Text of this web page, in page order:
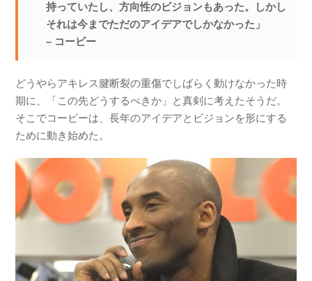
持っていたし、方向性のビジョンもあった。しかし
それは今までただのアイデアでしかなかった」
– コービー
どうやらアキレス腱断裂の重傷でしばらく動けなかった時
期に、「この先どうするべきか」と真剣に考えたそうだ。
そこでコービーは、長年のアイデアとビジョンを形にする
ために動き始めた。